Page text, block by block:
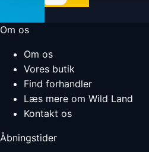
Om os
Om os
Vores butik
Find forhandler
Læs mere om Wild Land
Kontakt os
Åbningstider